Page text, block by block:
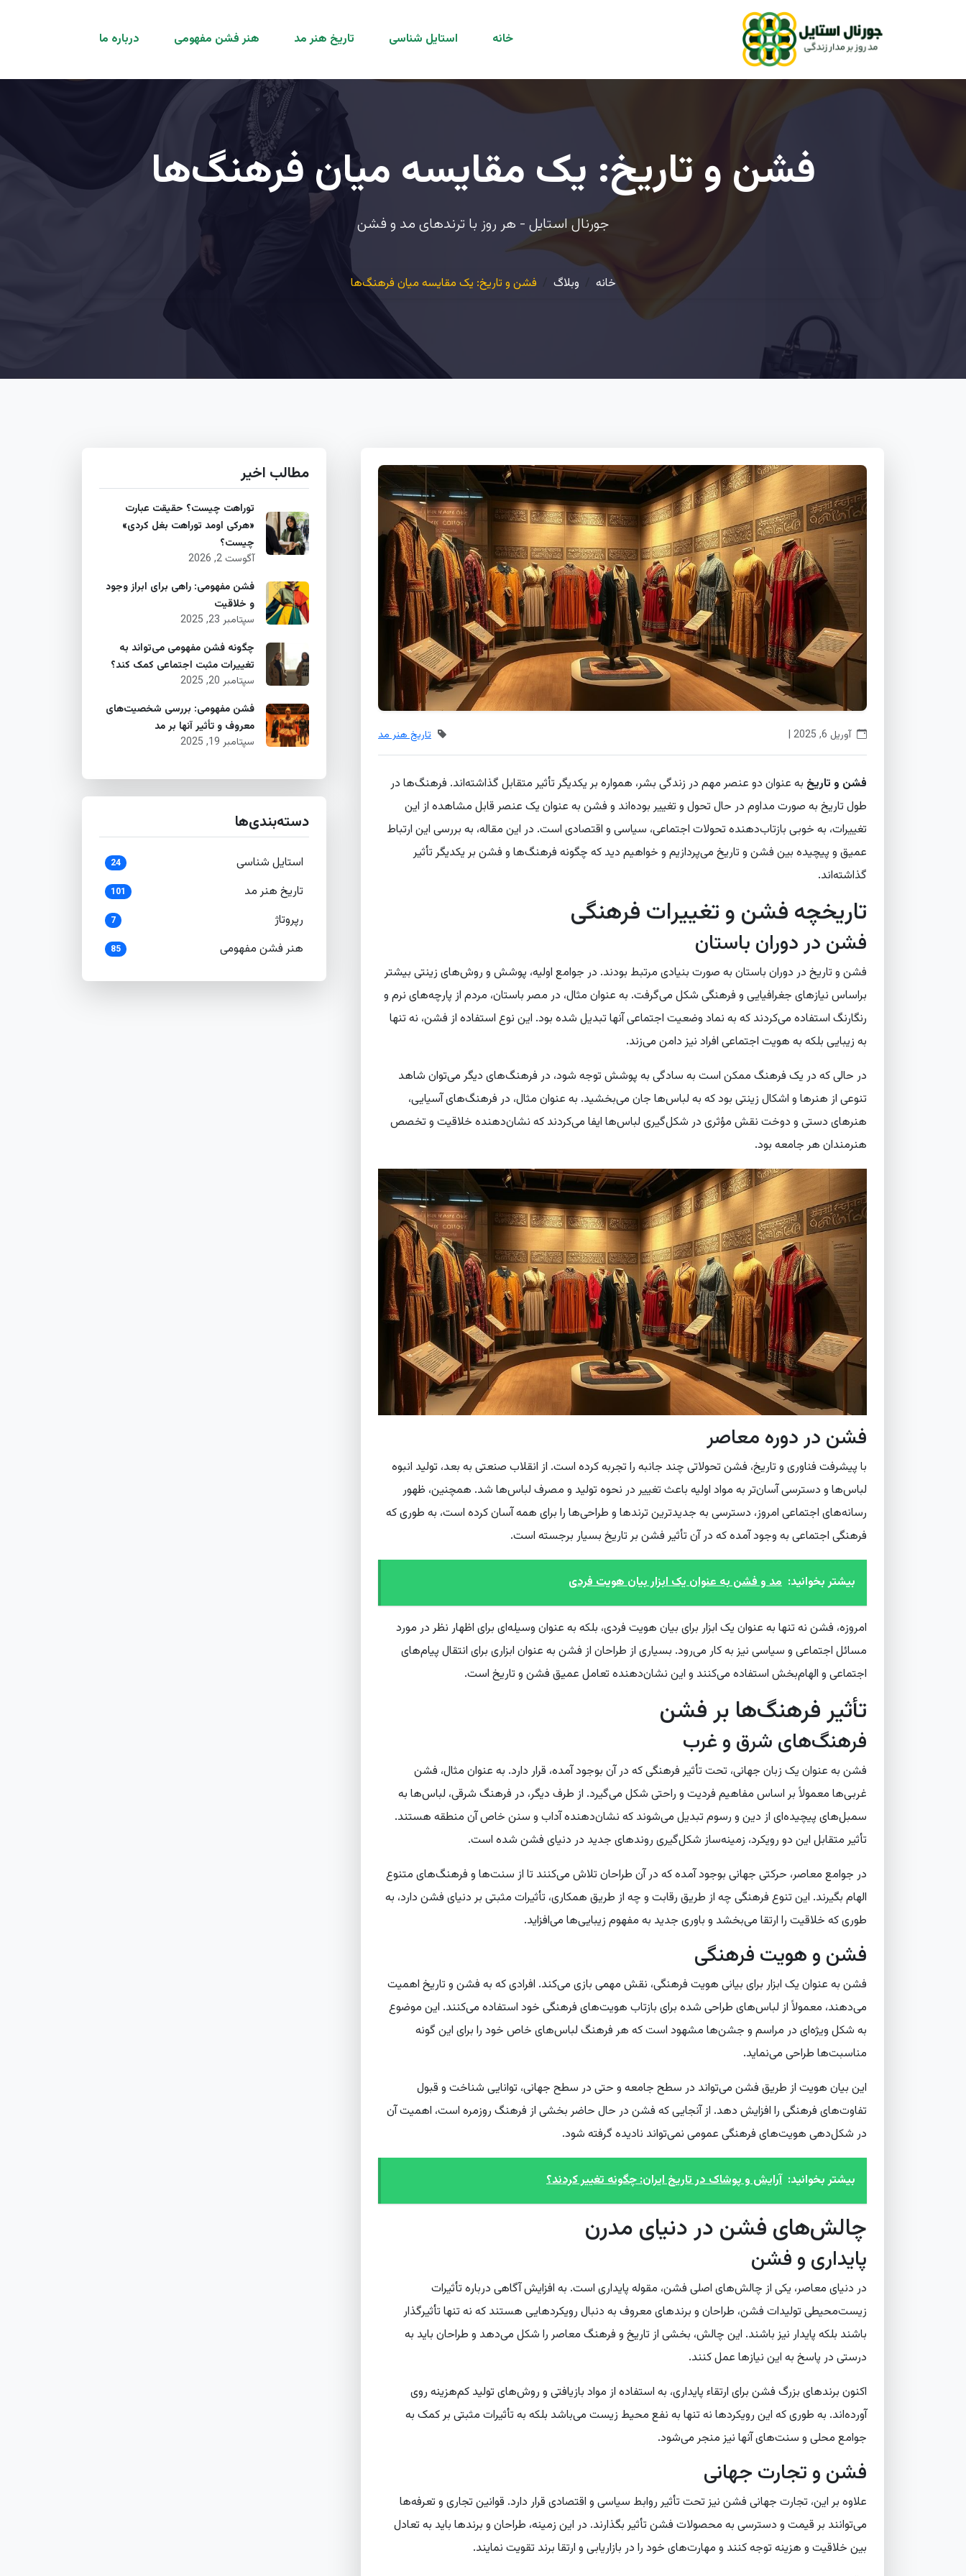
خانه استایل شناسی تاریخ هنر مد هنر فشن مفهومی درباره ما
فشن و تاریخ: یک مقایسه میان فرهنگ‌ها
جورنال استایل - هر روز با ترندهای مد و فشن
خانه وبلاگ فشن و تاریخ: یک مقایسه میان فرهنگ‌ها
آوریل 6, 2025 | تاریخ هنر مد
فشن و تاریخ به عنوان دو عنصر مهم در زندگی بشر، همواره بر یکدیگر تأثیر متقابل گذاشته‌اند. فرهنگ‌ها در
طول تاریخ به صورت مداوم در حال تحول و تغییر بوده‌اند و فشن به عنوان یک عنصر قابل مشاهده از این
تغییرات، به خوبی بازتاب‌دهنده تحولات اجتماعی، سیاسی و اقتصادی است. در این مقاله، به بررسی این ارتباط
عمیق و پیچیده بین فشن و تاریخ می‌پردازیم و خواهیم دید که چگونه فرهنگ‌ها و فشن بر یکدیگر تأثیر
گذاشته‌اند.
تاریخچه فشن و تغییرات فرهنگی
فشن در دوران باستان
فشن و تاریخ در دوران باستان به صورت بنیادی مرتبط بودند. در جوامع اولیه، پوشش و روش‌های زینتی بیشتر
براساس نیازهای جغرافیایی و فرهنگی شکل می‌گرفت. به عنوان مثال، در مصر باستان، مردم از پارچه‌های نرم و
رنگارنگ استفاده می‌کردند که به نماد وضعیت اجتماعی آنها تبدیل شده بود. این نوع استفاده از فشن، نه تنها
به زیبایی بلکه به هویت اجتماعی افراد نیز دامن می‌زند.
در حالی که در یک فرهنگ ممکن است به سادگی به پوشش توجه شود، در فرهنگ‌های دیگر می‌توان شاهد
تنوعی از هنرها و اشکال زینتی بود که به لباس‌ها جان می‌بخشید. به عنوان مثال، در فرهنگ‌های آسیایی،
هنرهای دستی و دوخت نقش مؤثری در شکل‌گیری لباس‌ها ایفا می‌کردند که نشان‌دهنده خلاقیت و تخصص
هنرمندان هر جامعه بود.
فشن در دوره معاصر
با پیشرفت فناوری و تاریخ، فشن تحولاتی چند جانبه را تجربه کرده است. از انقلاب صنعتی به بعد، تولید انبوه
لباس‌ها و دسترسی آسان‌تر به مواد اولیه باعث تغییر در نحوه تولید و مصرف لباس‌ها شد. همچنین، ظهور
رسانه‌های اجتماعی امروز، دسترسی به جدیدترین ترندها و طراحی‌ها را برای همه آسان کرده است، به طوری که
فرهنگی اجتماعی به وجود آمده که در آن تأثیر فشن بر تاریخ بسیار برجسته است.
بیشتر بخوانید: مد و فشن به عنوان یک ابزار بیان هویت فردی
امروزه، فشن نه تنها به عنوان یک ابزار برای بیان هویت فردی، بلکه به عنوان وسیله‌ای برای اظهار نظر در مورد
مسائل اجتماعی و سیاسی نیز به کار می‌رود. بسیاری از طراحان از فشن به عنوان ابزاری برای انتقال پیام‌های
اجتماعی و الهام‌بخش استفاده می‌کنند و این نشان‌دهنده تعامل عمیق فشن و تاریخ است.
تأثیر فرهنگ‌ها بر فشن
فرهنگ‌های شرق و غرب
فشن به عنوان یک زبان جهانی، تحت تأثیر فرهنگی که در آن بوجود آمده، قرار دارد. به عنوان مثال، فشن
غربی‌ها معمولاً بر اساس مفاهیم فردیت و راحتی شکل می‌گیرد. از طرف دیگر، در فرهنگ شرقی، لباس‌ها به
سمبل‌های پیچیده‌ای از دین و رسوم تبدیل می‌شوند که نشان‌دهنده آداب و سنن خاص آن منطقه هستند.
تأثیر متقابل این دو رویکرد، زمینه‌ساز شکل‌گیری روندهای جدید در دنیای فشن شده است.
در جوامع معاصر، حرکتی جهانی بوجود آمده که در آن طراحان تلاش می‌کنند تا از سنت‌ها و فرهنگ‌های متنوع
الهام بگیرند. این تنوع فرهنگی چه از طریق رقابت و چه از طریق همکاری، تأثیرات مثبتی بر دنیای فشن دارد، به
طوری که خلاقیت را ارتقا می‌بخشد و باوری جدید به مفهوم زیبایی‌ها می‌افزاید.
فشن و هویت فرهنگی
فشن به عنوان یک ابزار برای بیانی هویت فرهنگی، نقش مهمی بازی می‌کند. افرادی که به فشن و تاریخ اهمیت
می‌دهند، معمولاً از لباس‌های طراحی شده برای بازتاب هویت‌های فرهنگی خود استفاده می‌کنند. این موضوع
به شکل ویژه‌ای در مراسم و جشن‌ها مشهود است که هر فرهنگ لباس‌های خاص خود را برای این گونه
مناسبت‌ها طراحی می‌نماید.
این بیان هویت از طریق فشن می‌تواند در سطح جامعه و حتی در سطح جهانی، توانایی شناخت و قبول
تفاوت‌های فرهنگی را افزایش دهد. از آنجایی که فشن در حال حاضر بخشی از فرهنگ روزمره است، اهمیت آن
در شکل‌دهی هویت‌های فرهنگی عمومی نمی‌تواند نادیده گرفته شود.
بیشتر بخوانید: آرایش و پوشاک در تاریخ ایران: چگونه تغییر کردند؟
چالش‌های فشن در دنیای مدرن
پایداری و فشن
در دنیای معاصر، یکی از چالش‌های اصلی فشن، مقوله پایداری است. به افزایش آگاهی درباره تأثیرات
زیست‌محیطی تولیدات فشن، طراحان و برندهای معروف به دنبال رویکردهایی هستند که نه تنها تأثیرگذار
باشند بلکه پایدار نیز باشند. این چالش، بخشی از تاریخ و فرهنگ معاصر را شکل می‌دهد و طراحان باید به
درستی در پاسخ به این نیازها عمل کنند.
اکنون برندهای بزرگ فشن برای ارتقاء پایداری، به استفاده از مواد بازیافتی و روش‌های تولید کم‌هزینه روی
آورده‌اند. به طوری که این رویکردها نه تنها به نفع محیط زیست می‌باشد بلکه به تأثیرات مثبتی بر کمک به
جوامع محلی و سنت‌های آنها نیز منجر می‌شود.
فشن و تجارت جهانی
علاوه بر این، تجارت جهانی فشن نیز تحت تأثیر روابط سیاسی و اقتصادی قرار دارد. قوانین تجاری و تعرفه‌ها
می‌توانند بر قیمت و دسترسی به محصولات فشن تأثیر بگذارند. در این زمینه، طراحان و برندها باید به تعادل
بین خلاقیت و هزینه توجه کنند و مهارت‌های خود را در بازاریابی و ارتقا برند تقویت نمایند.
مطالب اخیر
توراهت چیست؟ حقیقت عبارت
«هرکی اومد توراهت بغل کردی»
چیست؟
آگوست 2, 2026
فشن مفهومی: راهی برای ابراز وجود
و خلاقیت
سپتامبر 23, 2025
چگونه فشن مفهومی می‌تواند به
تغییرات مثبت اجتماعی کمک کند؟
سپتامبر 20, 2025
فشن مفهومی: بررسی شخصیت‌های
معروف و تأثیر آنها بر مد
سپتامبر 19, 2025
دسته‌بندی‌ها
استایل شناسی 24
تاریخ هنر مد 101
رپروتاژ 7
هنر فشن مفهومی 85